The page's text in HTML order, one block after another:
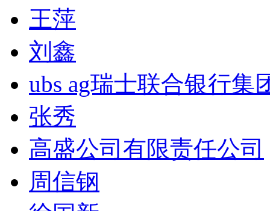
王萍
刘鑫
ubs ag瑞士联合银行集
张秀
高盛公司有限责任公司
周信钢